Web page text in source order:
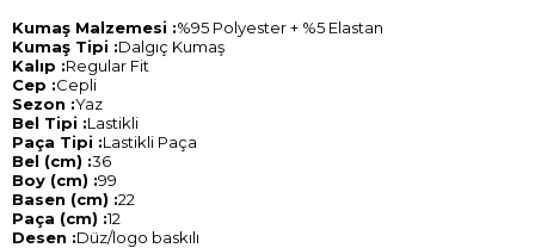
Kumaş Malzemesi :%95 Polyester + %5 Elastan
Kumaş Tipi :Dalgıç Kumaş
Kalıp :Regular Fit
Cep :Cepli
Sezon :Yaz
Bel Tipi :Lastikli
Paça Tipi :Lastikli Paça
Bel (cm) :36
Boy (cm) :99
Basen (cm) :22
Paça (cm) :12
Desen :Düz/logo baskılı